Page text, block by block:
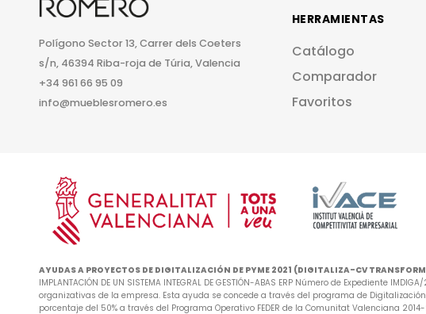
Polígono Sector 13, Carrer dels Coeters
s/n, 46394 Riba-roja de Túria, Valencia
+34 961 66 95 09
info@mueblesromero.es
HERRAMIENTAS
Catálogo
Comparador
Favoritos
AYUDAS A PROYECTOS DE DIGITALIZACIÓN DE PYME 2021 (DIGITALIZA-CV
IMPLANTACIÓN DE UN SISTEMA INTEGRAL DE GESTIÓN-ABAS ERP Número de
organizativas de la empresa. Esta ayuda se concede a través del programa de Digitalización
porcentaje del 50% a través del Programa Operativo FEDER de la Comunitat Valenciana